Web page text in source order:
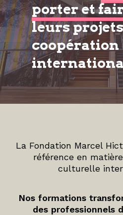
porter et
leurs
coopération
La Fondation Marcel
référence en
culturelle
Nos formations
des professionnels